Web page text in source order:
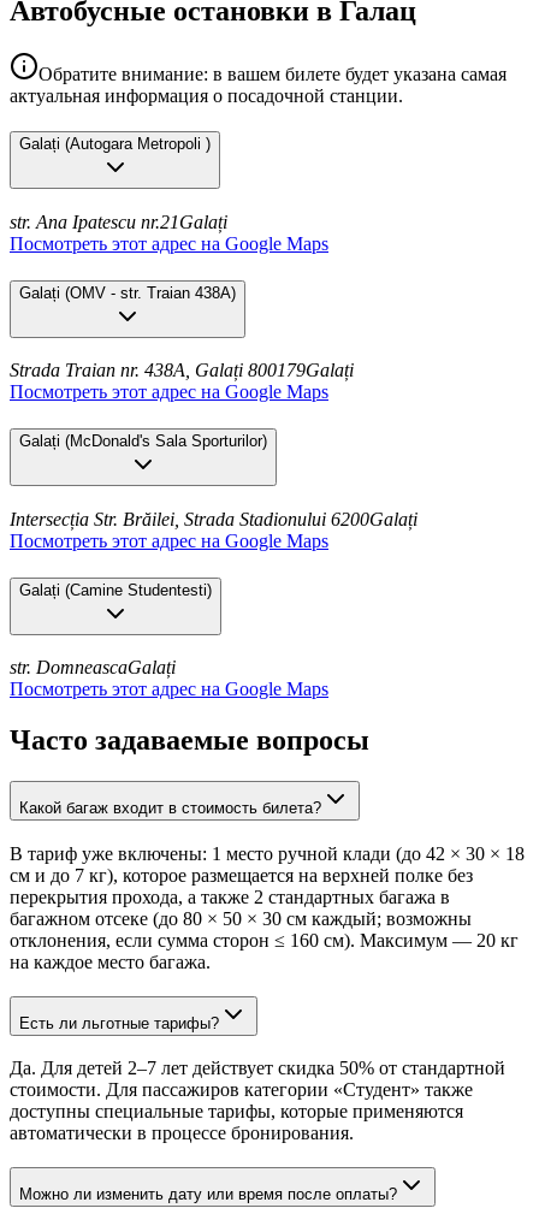
Автобусные остановки в Галац
Обратите внимание: в вашем билете будет указана самая
актуальная информация о посадочной станции.
Galați (Autogara Metropoli )
str. Ana Ipatescu nr.21Galați
Посмотреть этот адрес на Google Maps
Galați (OMV - str. Traian 438A)
Strada Traian nr. 438A, Galați 800179Galați
Посмотреть этот адрес на Google Maps
Galați (McDonald's Sala Sporturilor)
Intersecția Str. Brăilei, Strada Stadionului 6200Galați
Посмотреть этот адрес на Google Maps
Galați (Camine Studentesti)
str. DomneascaGalați
Посмотреть этот адрес на Google Maps
Часто задаваемые вопросы
Какой багаж входит в стоимость билета?
В тариф уже включены: 1 место ручной клади (до 42 × 30 × 18
см и до 7 кг), которое размещается на верхней полке без
перекрытия прохода, а также 2 стандартных багажа в
багажном отсеке (до 80 × 50 × 30 см каждый; возможны
отклонения, если сумма сторон ≤ 160 см). Максимум — 20 кг
на каждое место багажа.
Есть ли льготные тарифы?
Да. Для детей 2–7 лет действует скидка 50% от стандартной
стоимости. Для пассажиров категории «Студент» также
доступны специальные тарифы, которые применяются
автоматически в процессе бронирования.
Можно ли изменить дату или время после оплаты?